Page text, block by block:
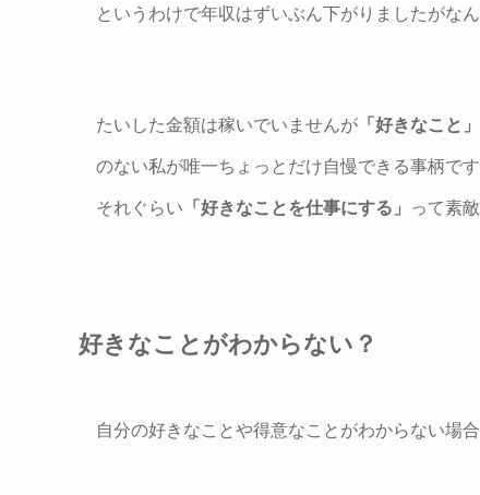
というわけで年収はずいぶん下がりましたがな
たいした金額は稼いでいませんが 「好きなこと
のない私が唯一ちょっとだけ自慢できる事柄です
それぐらい 「好きなことを仕事にする」 って素
好きなことがわからない？
自分の好きなことや得意なことがわからない場